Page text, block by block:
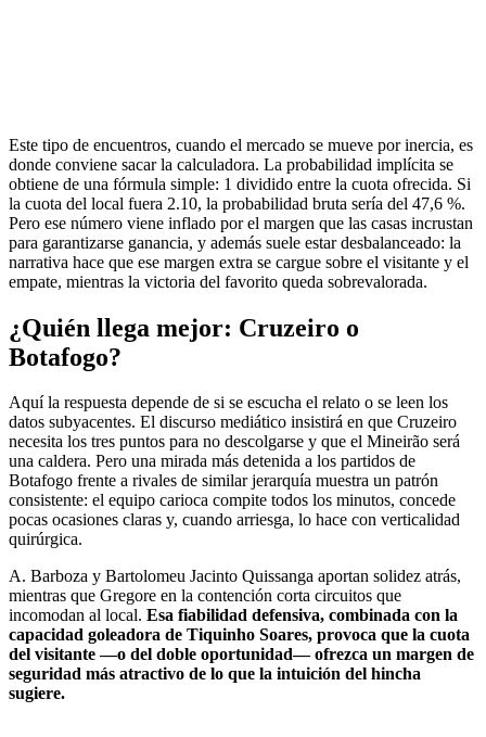
Este tipo de encuentros, cuando el mercado se mueve por inercia, es
donde conviene sacar la calculadora. La probabilidad implícita se
obtiene de una fórmula simple: 1 dividido entre la cuota ofrecida. Si
la cuota del local fuera 2.10, la probabilidad bruta sería del 47,6 %.
Pero ese número viene inflado por el margen que las casas incrustan
para garantizarse ganancia, y además suele estar desbalanceado: la
narrativa hace que ese margen extra se cargue sobre el visitante y el
empate, mientras la victoria del favorito queda sobrevalorada.
¿Quién llega mejor: Cruzeiro o
Botafogo?
Aquí la respuesta depende de si se escucha el relato o se leen los
datos subyacentes. El discurso mediático insistirá en que Cruzeiro
necesita los tres puntos para no descolgarse y que el Mineirão será
una caldera. Pero una mirada más detenida a los partidos de
Botafogo frente a rivales de similar jerarquía muestra un patrón
consistente: el equipo carioca compite todos los minutos, concede
pocas ocasiones claras y, cuando arriesga, lo hace con verticalidad
quirúrgica.
A. Barboza y Bartolomeu Jacinto Quissanga aportan solidez atrás,
mientras que Gregore en la contención corta circuitos que
incomodan al local. Esa fiabilidad defensiva, combinada con la
capacidad goleadora de Tiquinho Soares, provoca que la cuota
del visitante —o del doble oportunidad— ofrezca un margen de
seguridad más atractivo de lo que la intuición del hincha
sugiere.